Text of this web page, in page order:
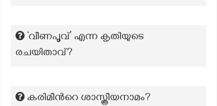
‘വീണപൂവ്‌’ എന്ന കൃതിയുടെ
രചയിതാവ്?
കരിമീന്‍റെ ശാസ്ത്രീയനാമം?